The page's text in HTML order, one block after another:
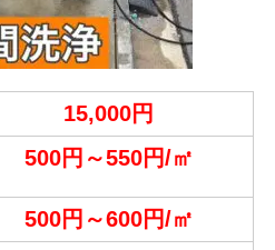
15,000円
500円～550円/㎡
500円～600円/㎡